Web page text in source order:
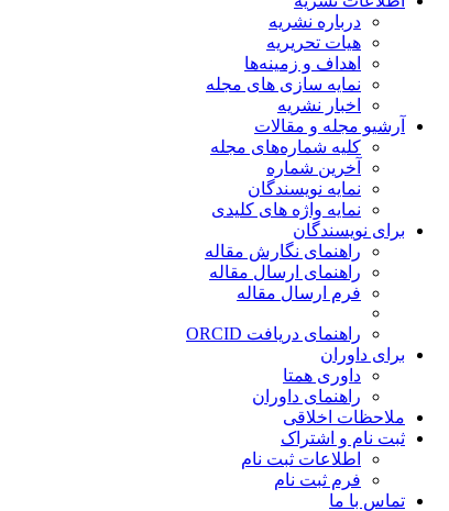
درباره نشریه
هیات تحریریه
اهداف و زمینه‌ها
نمایه سازی های مجله
اخبار نشریه
آرشیو مجله و مقالات
کلیه شماره‌های مجله
آخرین شماره
نمایه نویسندگان
نمایه واژه های کلیدی
برای نویسندگان
راهنمای نگارش مقاله
راهنمای ارسال مقاله
فرم ارسال مقاله
راهنمای دریافت ORCID
برای داوران
داوری همتا
راهنمای داوران
ملاحظات اخلاقی
ثبت نام و اشتراک
اطلاعات ثبت نام
فرم ثبت نام
تماس با ما